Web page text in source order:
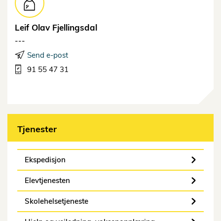
Leif Olav Fjellingsdal
---
Send e-post
91 55 47 31
Tjenester
Ekspedisjon
Elevtjenesten
Skolehelsetjeneste